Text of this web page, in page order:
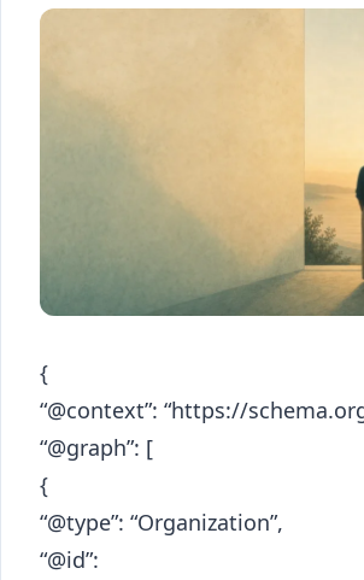
{
“@context”: “https://
“@graph”: [
{
“@type”: “Organization”,
“@id”: